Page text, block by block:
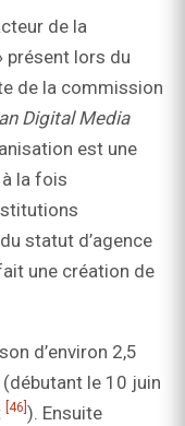
de la
présent lors du
de la commission
Digital Media
est une
la fois
statut d’agence
une création de
d’environ 2,5
le 10 juin
[46] ). Ensuite